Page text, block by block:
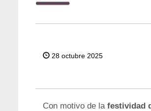
28 octubre 2025
Con motivo de la festividad